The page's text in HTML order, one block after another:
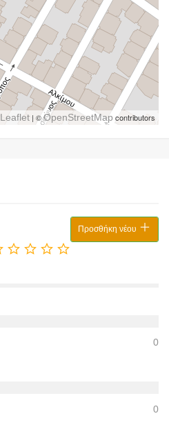
Leaflet | ©OpenStreetMap contributors
Προσθήκη νέου
0
0